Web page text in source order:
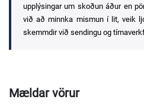
upplýsingar um skoðun áður en
við að minnka mismun í lit, veik
skemmdir við sendingu og
Mældar vörur